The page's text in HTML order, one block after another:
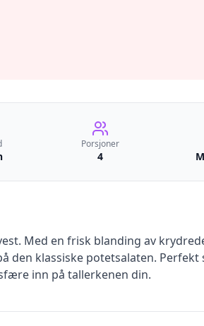
Porsjoner
4
Med en frisk blanding av
den klassiske potetsalaten. Perfekt
inn på tallerkenen din.